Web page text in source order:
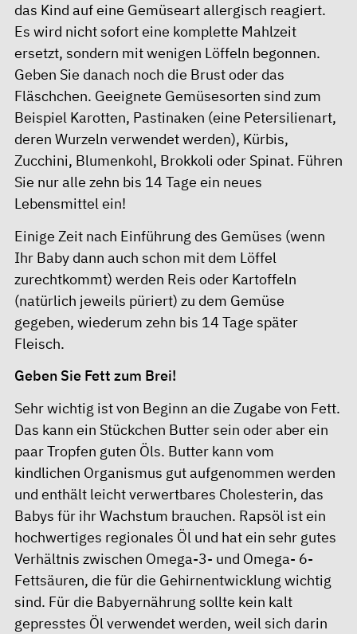
das Kind auf eine Gemüseart allergisch reagiert.
Es wird nicht sofort eine komplette Mahlzeit
ersetzt, sondern mit wenigen Löffeln begonnen.
Geben Sie danach noch die Brust oder das
Fläschchen. Geeignete Gemüsesorten sind zum
Beispiel Karotten, Pastinaken (eine Petersilienart,
deren Wurzeln verwendet werden), Kürbis,
Zucchini, Blumenkohl, Brokkoli oder Spinat. Führen
Sie nur alle zehn bis 14 Tage ein neues
Lebensmittel ein!
Einige Zeit nach Einführung des Gemüses (wenn
Ihr Baby dann auch schon mit dem Löffel
zurechtkommt) werden Reis oder Kartoffeln
(natürlich jeweils püriert) zu dem Gemüse
gegeben, wiederum zehn bis 14 Tage später
Fleisch.
Geben Sie Fett zum Brei!
Sehr wichtig ist von Beginn an die Zugabe von Fett.
Das kann ein Stückchen Butter sein oder aber ein
paar Tropfen guten Öls. Butter kann vom
kindlichen Organismus gut aufgenommen werden
und enthält leicht verwertbares Cholesterin, das
Babys für ihr Wachstum brauchen. Rapsöl ist ein
hochwertiges regionales Öl und hat ein sehr gutes
Verhältnis zwischen Omega-3- und Omega- 6-
Fettsäuren, die für die Gehirnentwicklung wichtig
sind. Für die Babyernährung sollte kein kalt
gepresstes Öl verwendet werden, weil sich darin